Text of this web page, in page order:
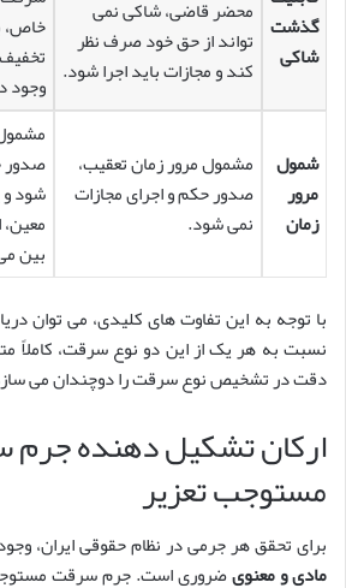
گذشت
شاکی
محضر قاضی، شاکی نمی
تواند از حق خود صرف نظر
کند و مجازات باید اجرا شود.
خاص،
وجود
شمول
مرور
زمان
مشمول مرور زمان تعقیب،
صدور حکم و اجرای مجازات
نمی شود.
صدور
شود
بین
با توجه به این تفاوت های کلیدی، می توان
نسبت به هر یک از این دو نوع سرقت، کاملاً
دقت در تشخیص نوع سرقت را دوچندان می
ارکان تشکیل دهنده
مستوجب تعزیر
برای تحقق هر جرمی در نظام حقوقی ایران،
مادی و معنویضروری است. جرم سرقت مستوجب